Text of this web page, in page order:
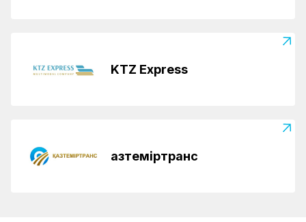
KTZ Express
Қазтеміртранс